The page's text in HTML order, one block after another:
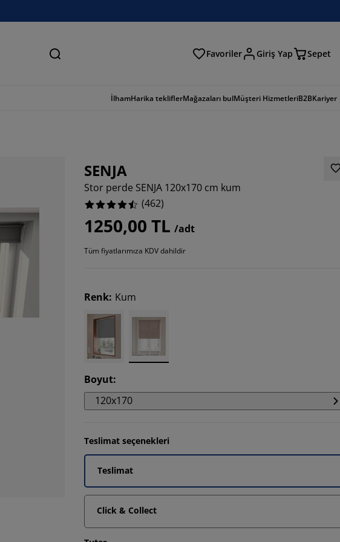
Ara Favoriler Giriş Yap Sepet
İlhamHarika tekliflerMağazaları bulMüşteri HizmetleriB2BKariyer
SENJA
Stor perde SENJA 120x170 cm kum
(462)
1250,00 TL /adt
Tüm fiyatlarımıza KDV dahildir
Renk: Kum
Boyut:
120x170
Teslimat seçenekleri
Teslimat
Click & Collect
74.67532467532467%
12.554112554112553%
4.112554112554113%
2.1645021645021645%